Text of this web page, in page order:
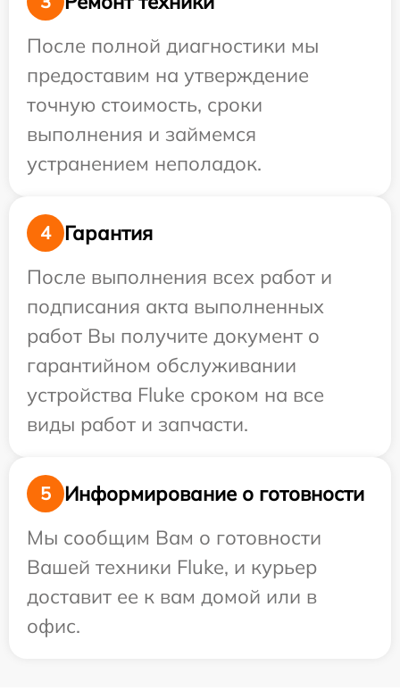
После полной диагностики мы
предоставим на утверждение
точную стоимость, сроки
выполнения и займемся
устранением неполадок.
4
Гарантия
После выполнения всех работ и
подписания акта выполненных
работ Вы получите документ о
гарантийном обслуживании
устройства Fluke сроком на все
виды работ и запчасти.
5
Информирование о готовности
Мы сообщим Вам о готовности
Вашей техники Fluke, и курьер
доставит ее к вам домой или в
офис.